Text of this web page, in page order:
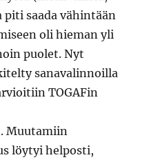
piti saada vähintään
oli hieman yli
puolet. Nyt
sanavalinnoilla
TOGAFin
Muutamiin
löytyi helposti,